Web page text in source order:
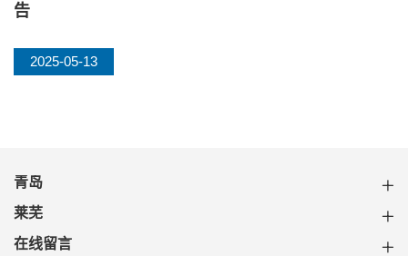
告
2025-05-13
青岛
莱芜
在线留言